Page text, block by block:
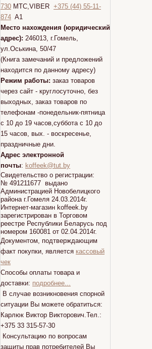
730 МТС,VIBER +375 (44) 55-11-
874 A1
Место нахождения (юридический
адрес): 246013, г.Гомель,
ул.Оськина, 50/47
(Книга замечаний и предложений
находится по данному адресу)
Режим работы: заказ товаров
через сайт - круглосуточно, без
выходных, заказ товаров по
телефонам -понедельник-пятница
с 10 до 19 часов,суббота с 10 до
15 часов, вых. - воскресенье,
праздничные дни.
Адрес электронной
почты: koffeek@tut.by
Свидетельство о регистрации:
№ 491211677 выдано
Администрацией Новобелицкого
района г.Гомеля 24.03.2014г.
Интернет-магазин koffeek.by
зарегистрирован в Торговом
реестре Республики Беларусь под
номером 160081 от 02.04.2014г.
Документом, подтверждающим
факт покупки, является кассовый
чек
Способы оплаты товара и
доставки: подробнее...
В случае возникновения спорной
ситуации Вы можете обратиться:
Карлюк Виктор Викторович.Тел.:
+375 33 315-57-30
Консультацию по вопросам
защиты прав потребителей Вы